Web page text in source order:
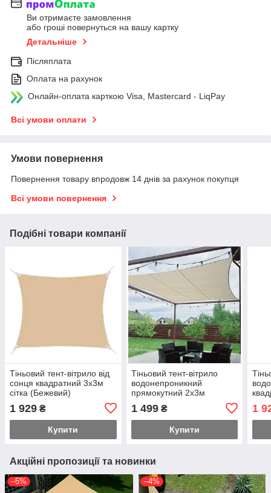
Ви отримаєте замовлення
або гроші повернуться на вашу картку
Детальніше
Післяплата
Оплата на рахунок
Онлайн-оплата карткою Visa, Mastercard - LiqPay
Всі умови оплати
Умови повернення
Повернення товару впродовж 14 днів за рахунок покупця
Всі умови повернення
Подібні товари компанії
Тіньовий тент-вітрило від
сонця квадратний 3х3м
сітка (Бежевий)
1 929 ₴
Купити
Тіньовий тент-вітрило
водонепроникний
прямокутний 2х3м
1 499₴
Купити
1
Акційні пропозиції та новинки
–5% –4%